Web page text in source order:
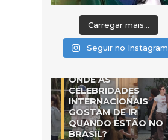
Carregar mais...
Seguir no Instagram
ONDE AS
CELEBRIDADES
INTERNACIONAIS
GOSTAM DE IR
QUANDO ESTÃO NO
BRASIL?